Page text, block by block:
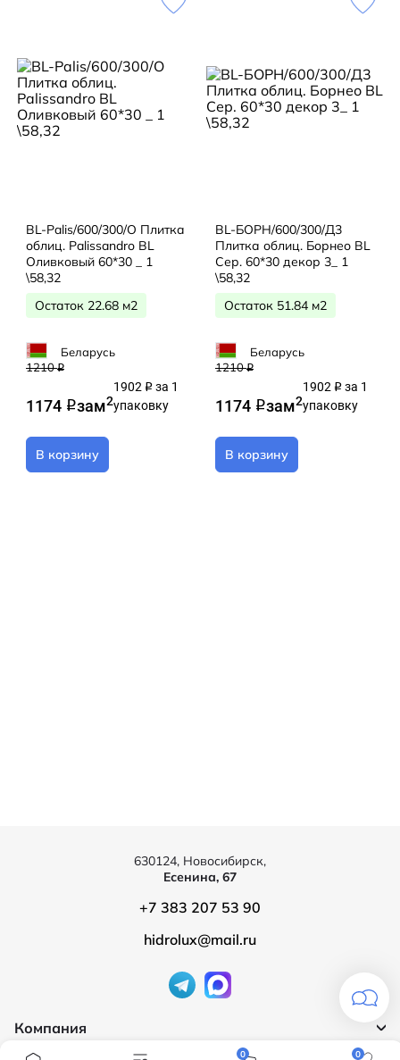
BL-Palis/600/300/О Плитка
облиц. Palissandro BL
Оливковый 60*30 _ 1
\58,32
Остаток 22.68 м2
Беларусь
1210q
1174 qзам2
1902 q за 1
упаковку
В корзину
BL-БОРН/600/300/Д3
Плитка облиц. Борнео BL
Сер. 60*30 декор 3_ 1
\58,32
Остаток 51.84 м2
Беларусь
1210q
1174 qзам2
1902 q за 1
упаковку
В корзину
Компания
630124, Новосибирск,
Есенина, 67
+7 383 207 53 90
hidrolux@mail.ru
0 0